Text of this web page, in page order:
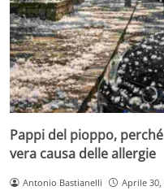
Pappi del pioppo,
vera causa delle allergie
Antonio Bastianelli Aprile 30,